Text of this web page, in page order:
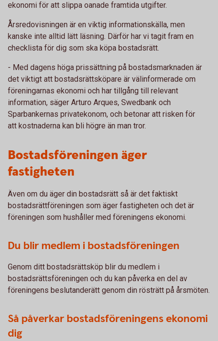
ekonomi för att slippa oanade framtida utgifter.
Årsredovisningen är en viktig informationskälla, men
kanske inte alltid lätt läsning. Därför har vi tagit fram en
checklista för dig som ska köpa bostadsrätt.
- Med dagens höga prissättning på bostadsmarknaden är
det viktigt att bostadsrättsköpare är välinformerade om
föreningarnas ekonomi och har tillgång till relevant
information, säger Arturo Arques, Swedbank och
Sparbankernas privatekonom, och betonar att risken för
att kostnaderna kan bli högre än man tror.
Bostadsföreningen äger
fastigheten
Även om du äger din bostadsrätt så är det faktiskt
bostadsrättföreningen som äger fastigheten och det är
föreningen som hushåller med föreningens ekonomi.
Du blir medlem i bostadsföreningen
Genom ditt bostadsrättsköp blir du medlem i
bostadsrättsföreningen och du kan påverka en del av
föreningens beslutanderätt genom din rösträtt på årsmöten.
Så påverkar bostadsföreningens ekonomi
dig